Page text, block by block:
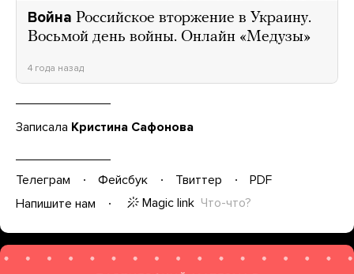
Война Российское вторжение в Украину.
Восьмой день войны. Онлайн «Медузы»
4 года назад
Записала Кристина Сафонова
Телеграм Фейсбук Твиттер
PDF
Напишите нам
Magic link Что-что?